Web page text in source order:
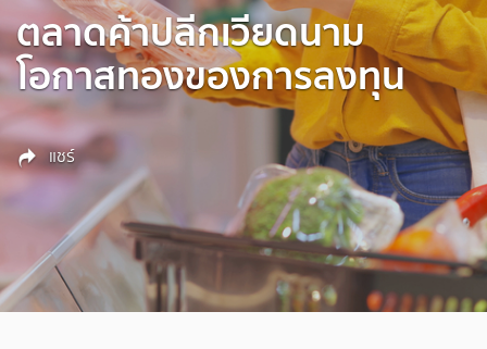
ตลาดค้าปลีกเวียดนาม
โอกาสทองของการลงทุน
แชร์